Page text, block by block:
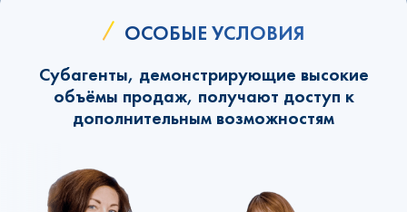
ОСОБЫЕ УСЛОВИЯ
Субагенты, демонстрирующие высокие
объёмы продаж, получают доступ к
дополнительным возможностям